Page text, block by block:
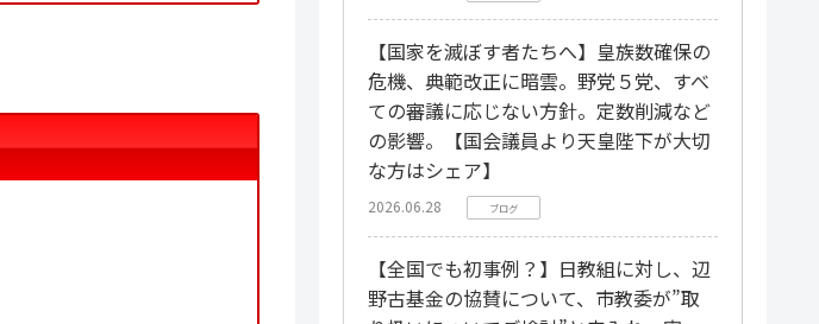
【国家を滅ぼす者たちへ】皇族数確保の
危機、典範改正に暗雲。野党５党、すべ
ての審議に応じない方針。定数削減など
の影響。【国会議員より天皇陛下が大切
な方はシェア】
2026.06.28 ブログ
【全国でも初事例？】日教組に対し、辺
野古基金の協賛について、市教委が”取